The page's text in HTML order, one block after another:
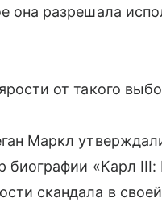
она разрешала
от такого
Маркл
биографии «Карл
скандала в своей